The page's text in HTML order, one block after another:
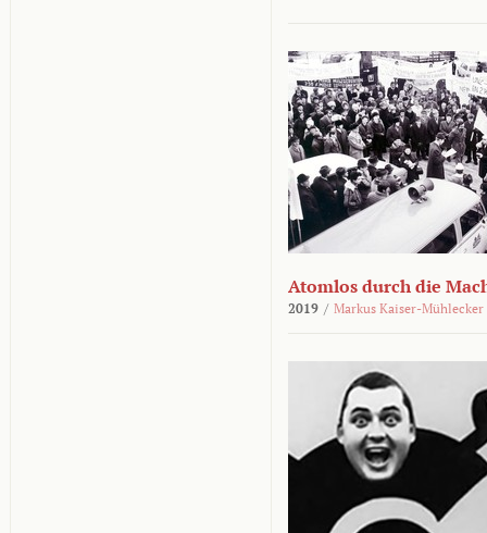
Atomlos durch die
2019 / Markus Kaiser-Mühlecker